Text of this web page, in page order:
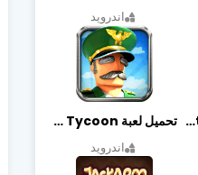
اندرويد
تحميل تطبيق vFlat Scan مهكر آخر إصدار تحميل لعبة Idle Military SCH Tycoon مهكرة آخر إصدار
اندرويد